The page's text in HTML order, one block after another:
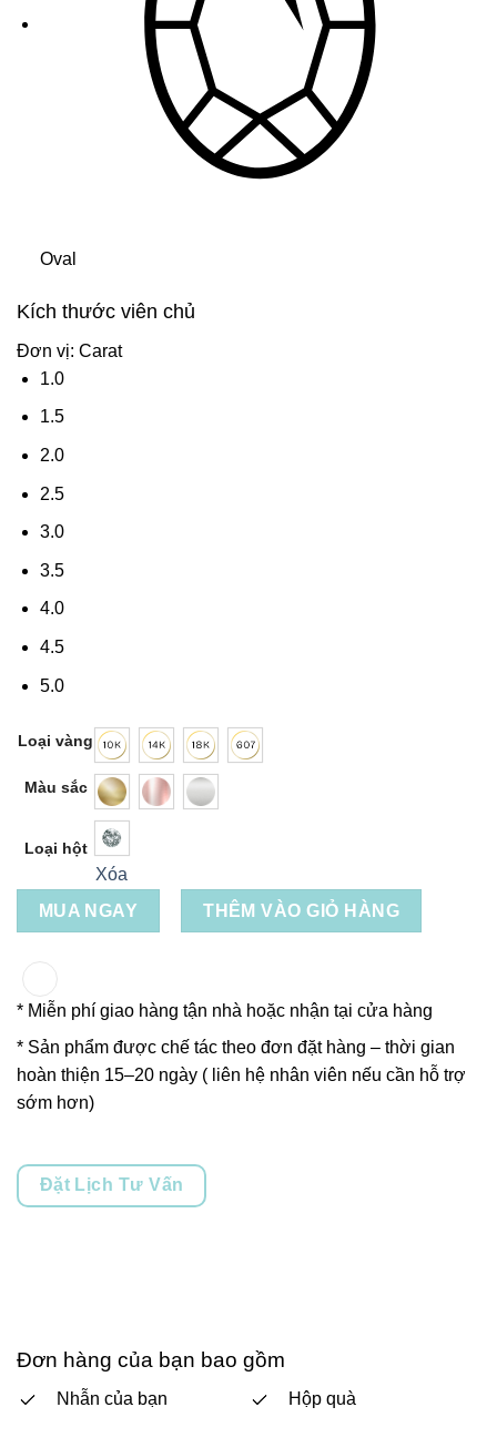
Oval
Kích thước viên chủ
Đơn vị: Carat
1.0
1.5
2.0
2.5
3.0
3.5
4.0
4.5
5.0
Loại vàng
Màu sắc
Loại hột
Xóa
MUA NGAY
THÊM VÀO GIỎ HÀNG
* Miễn phí giao hàng tận nhà hoặc nhận tại cửa hàng
* Sản phẩm được chế tác theo đơn đặt hàng – thời gian
hoàn thiện 15–20 ngày ( liên hệ nhân viên nếu cần hỗ trợ
sớm hơn)
Đặt Lịch Tư Vấn
Đơn hàng của bạn bao gồm
Nhẫn của bạn Hộp quà